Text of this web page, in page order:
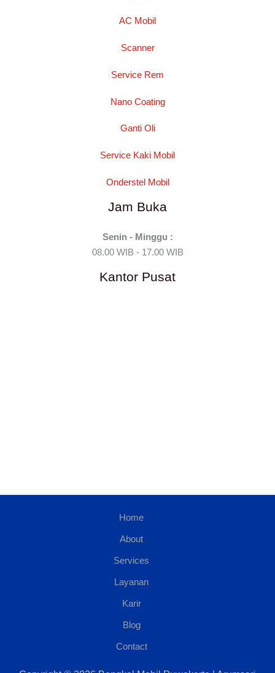
AC Mobil
Scanner
Service Rem
Nano Coating
Ganti Oli
Service Kaki Mobil
Onderstel Mobil
Jam Buka
Senin - Minggu :
08.00 WIB - 17.00 WIB
Kantor Pusat
Home
About
Services
Layanan
Karir
Blog
Contact